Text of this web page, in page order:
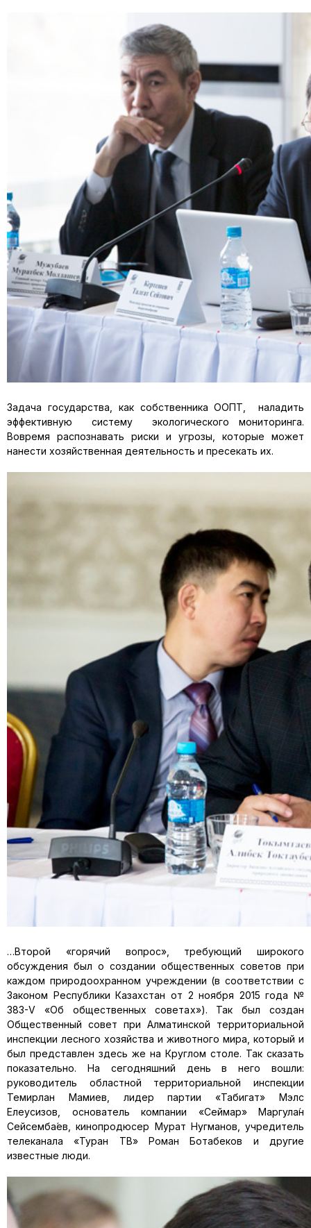
Задача государства, как собственника ООПТ, наладить
эффективную систему экологического мониторинга.
Вовремя распознавать риски и угрозы, которые может
нанести хозяйственная деятельность и пресекать их.
…Второй «горячий вопрос», требующий широкого
обсуждения был о создании общественных советов при
каждом природоохранном учреждении (в соответствии с
Законом Республики Казахстан от 2 ноября 2015 года №
383-V «Об общественных советах»). Так был создан
Общественный совет при Алматинской территориальной
инспекции лесного хозяйства и животного мира, который и
был представлен здесь же на Круглом столе. Так сказать
показательно. На сегодняшний день в него вошли:
руководитель областной территориальной инспекции
Темирлан Мамиев, лидер партии «Табигат» Мэлс
Елеусизов, основатель компании «Сеймар» Маргула́н
Сейсемба́ев, кинопродюсер Мурат Нугманов, учредитель
телеканала «Туран ТВ» Роман Ботабеков и другие
известные люди.